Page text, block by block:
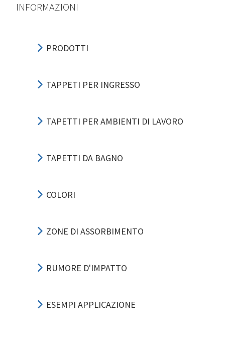
INFORMAZIONI
PRODOTTI
TAPPETI PER INGRESSO
TAPETTI PER AMBIENTI DI LAVORO
TAPETTI DA BAGNO
COLORI
ZONE DI ASSORBIMENTO
RUMORE D'IMPATTO
ESEMPI APPLICAZIONE